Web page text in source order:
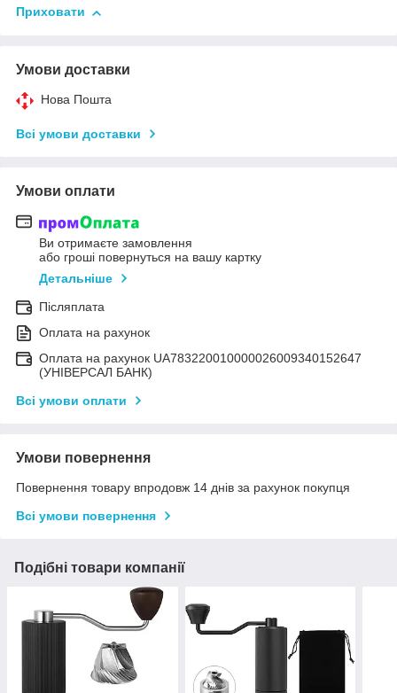
Приховати
Умови доставки
Нова Пошта
Всі умови доставки
Умови оплати
Ви отримаєте замовлення
або гроші повернуться на вашу картку
Детальніше
Післяплата
Оплата на рахунок
Оплата на рахунок UA783220010000026009340152647
(УНІВЕРСАЛ БАНК)
Всі умови оплати
Умови повернення
Повернення товару впродовж 14 днів за рахунок покупця
Всі умови повернення
Подібні товари компанії